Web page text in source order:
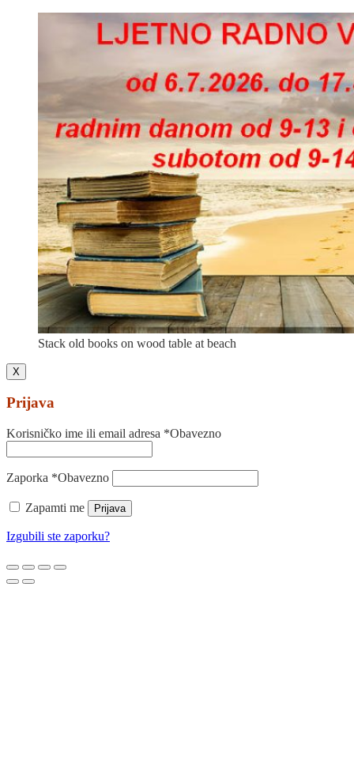
Stack old books on wood table at beach
X
Prijava
Korisničko ime ili email adresa *Obavezno
Zaporka *Obavezno
Zapamti me Prijava
Izgubili ste zaporku?